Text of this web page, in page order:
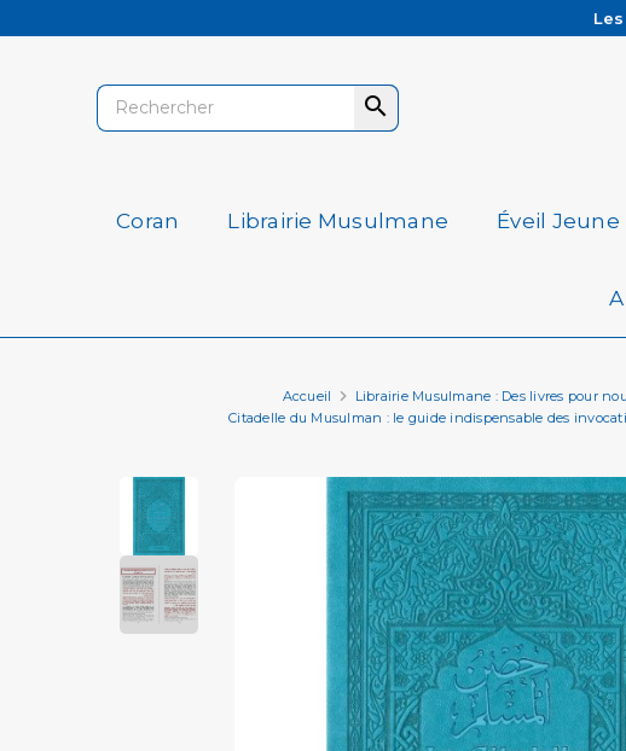

Coran Librairie Musulmane Éveil
Accueil Librairie Musulmane : Des livres pour
Citadelle du Musulman : le guide indispensable des